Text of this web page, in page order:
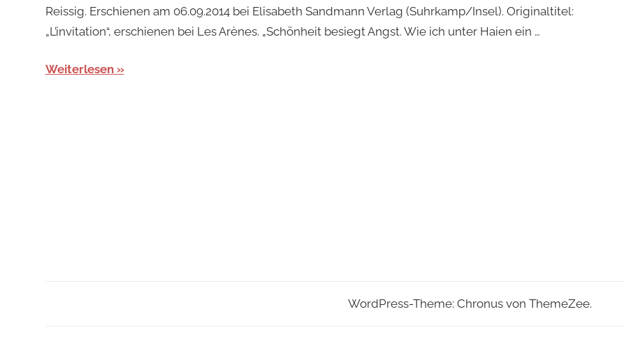
Reissig. Erschienen am 06.09.2014 bei Elisabeth Sandmann Verlag (Suhrkamp/Insel). Originaltitel:
„L’invitation“, erschienen bei Les Arènes. „Schönheit besiegt Angst. Wie ich unter Haien ein …
Weiterlesen
WordPress-Theme: Chronus von ThemeZee.